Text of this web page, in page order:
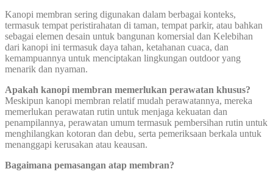
Kanopi membran sering digunakan dalam berbagai konteks,
termasuk tempat peristirahatan di taman, tempat parkir, atau bahkan
sebagai elemen desain untuk bangunan komersial dan Kelebihan
dari kanopi ini termasuk daya tahan, ketahanan cuaca, dan
kemampuannya untuk menciptakan lingkungan outdoor yang
menarik dan nyaman.
Apakah kanopi membran memerlukan perawatan khusus?
Meskipun kanopi membran relatif mudah perawatannya, mereka
memerlukan perawatan rutin untuk menjaga kekuatan dan
penampilannya, perawatan umum termasuk pembersihan rutin untuk
menghilangkan kotoran dan debu, serta pemeriksaan berkala untuk
menanggapi kerusakan atau keausan.
Bagaimana pemasangan atap membran?